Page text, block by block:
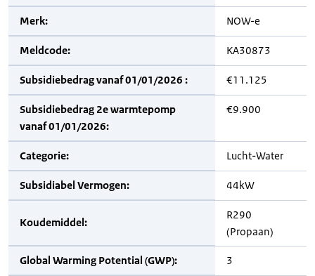
Merk: NOW-e
Meldcode: KA30873
Subsidiebedrag vanaf 01/01/2026 : €11.125
Subsidiebedrag 2e warmtepomp
vanaf 01/01/2026:
€9.900
Categorie: Lucht-Water
Subsidiabel Vermogen: 44kW
Koudemiddel:
R290
(Propaan)
Global Warming Potential (GWP): 3